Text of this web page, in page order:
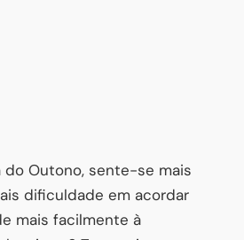
do Outono, sente-se mais
dificuldade em acordar
mais facilmente à